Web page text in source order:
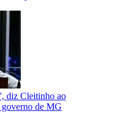
diz Cleitinho ao
de MG